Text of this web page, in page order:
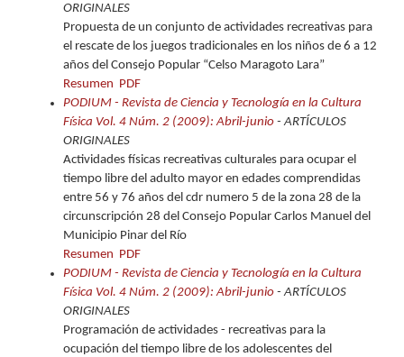
ORIGINALES
Propuesta de un conjunto de actividades recreativas para
el rescate de los juegos tradicionales en los niños de 6 a 12
años del Consejo Popular “Celso Maragoto Lara”
Resumen PDF
PODIUM - Revista de Ciencia y Tecnología en la Cultura
Física Vol. 4 Núm. 2 (2009): Abril-junio - ARTÍCULOS
ORIGINALES
Actividades físicas recreativas culturales para ocupar el
tiempo libre del adulto mayor en edades comprendidas
entre 56 y 76 años del cdr numero 5 de la zona 28 de la
circunscripción 28 del Consejo Popular Carlos Manuel del
Municipio Pinar del Río
Resumen PDF
PODIUM - Revista de Ciencia y Tecnología en la Cultura
Física Vol. 4 Núm. 2 (2009): Abril-junio - ARTÍCULOS
ORIGINALES
Programación de actividades - recreativas para la
ocupación del tiempo libre de los adolescentes del